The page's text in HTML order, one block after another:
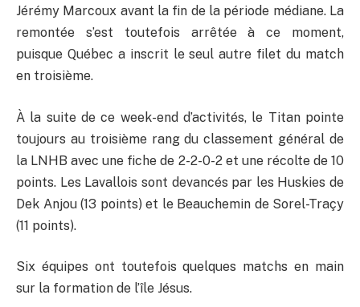
Jérémy Marcoux avant la fin de la période médiane. La
remontée s’est toutefois arrêtée à ce moment,
puisque Québec a inscrit le seul autre filet du match
en troisième.
À la suite de ce week-end d’activités, le Titan pointe
toujours au troisième rang du classement général de
la LNHB avec une fiche de 2-2-0-2 et une récolte de 10
points. Les Lavallois sont devancés par les Huskies de
Dek Anjou (13 points) et le Beauchemin de Sorel-Traçy
(11 points).
Six équipes ont toutefois quelques matchs en main
sur la formation de l’île Jésus.